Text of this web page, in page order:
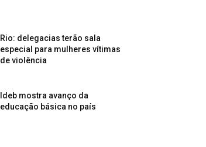
Rio: delegacias terão sala
especial para mulheres vítimas
de violência
Ideb mostra avanço da
educação básica no país